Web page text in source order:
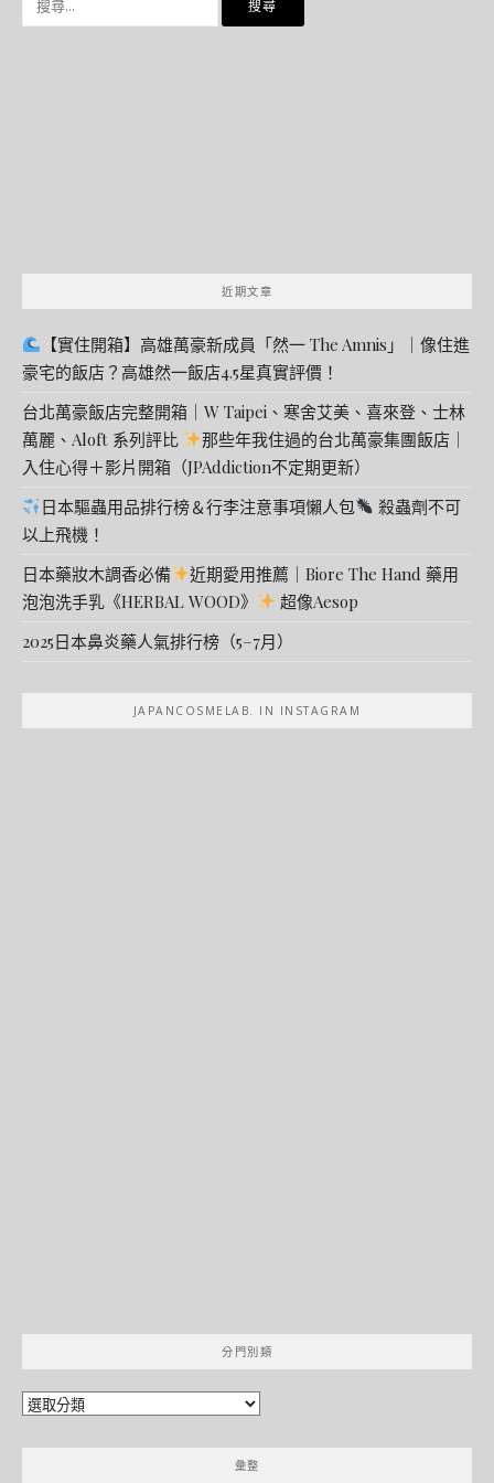
近期文章
【實住開箱】高雄萬豪新成員「然一 The Amnis」｜像住進
豪宅的飯店？高雄然一飯店4.5星真實評價！
台北萬豪飯店完整開箱｜W Taipei、寒舍艾美、喜來登、士林
萬麗、Aloft 系列評比
那些年我住過的台北萬豪集團飯店｜
入住心得＋影片開箱（JPAddiction不定期更新）
日本驅蟲用品排行榜＆行李注意事項懶人包
殺蟲劑不可
以上飛機！
日本藥妝木調香必備
近期愛用推薦｜Biore The Hand 藥用
泡泡洗手乳《HERBAL WOOD》
超像Aesop
2025日本鼻炎藥人氣排行榜（5–7月）
JAPANCOSMELAB. IN INSTAGRAM
分門別類
分
別
彙整